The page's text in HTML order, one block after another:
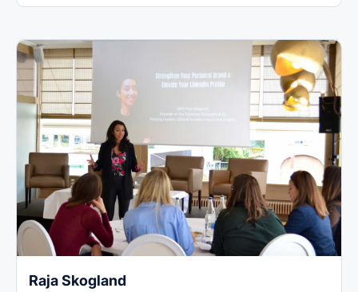
Raja Skogland